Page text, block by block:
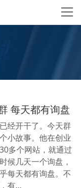
每天都有询盘
经开干了。今天群
小故事。他在创业
多个网站，就通过
候几天一个询盘，
每天都有询盘。不
有…